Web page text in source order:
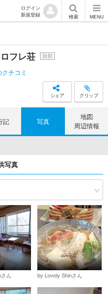
ログイン
新規登録
検索 MENU
フレ荘 旅館
チコミ
シェア クリップ
記 写真
地図
周辺情報
写真
ん by Lovely Shinさん